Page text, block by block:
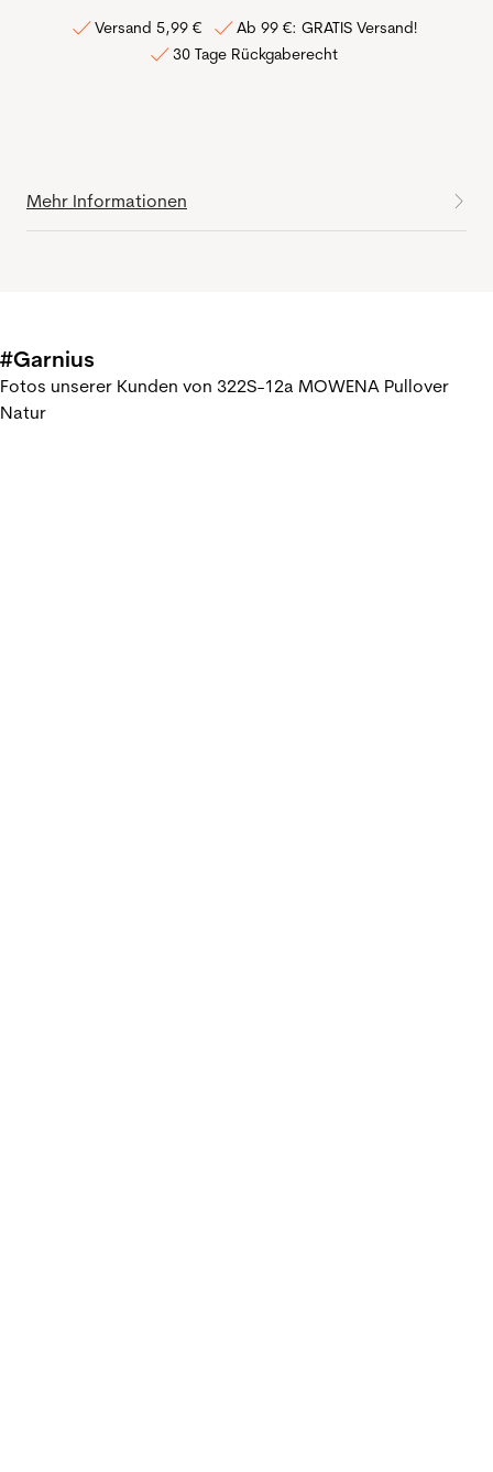
Versand 5,99 €
Ab 99 €: GRATIS Versand!
30 Tage Rückgaberecht
Mehr Informationen
#Garnius
Fotos unserer Kunden von 322S-12a MOWENA Pullover
Natur